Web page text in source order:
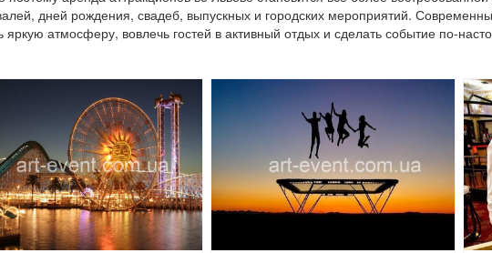
дней рождения, свадеб, выпускных и городских мероприятий.
яркую атмосферу, вовлечь гостей в активный отдых и сделать событие по-